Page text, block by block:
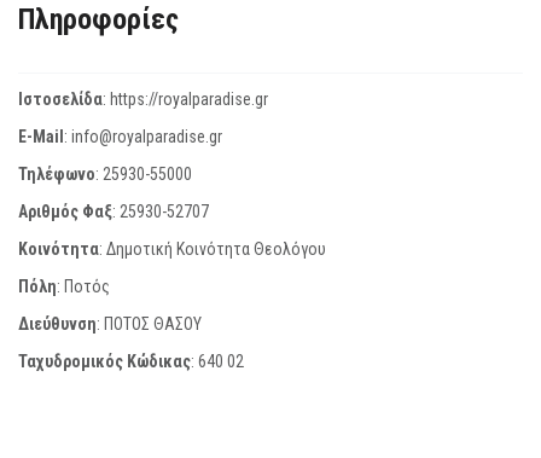
Πληροφορίες
Ιστοσελίδα: https://royalparadise.gr
E-Mail: info@royalparadise.gr
Τηλέφωνο: 25930-55000
Αριθμός Φαξ: 25930-52707
Κοινότητα: Δημοτική Κοινότητα Θεολόγου
Πόλη: Ποτός
Διεύθυνση: ΠΟΤΟΣ ΘΑΣΟΥ
Ταχυδρομικός Κώδικας: 640 02